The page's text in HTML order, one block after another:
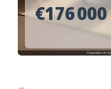
€176 000